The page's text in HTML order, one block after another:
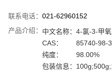
联系电话： 021-62960152
产品介绍： 中文名称： 4-氯-3-甲
CAS：
85740-98-3
纯度：
98.00%
包装信息：